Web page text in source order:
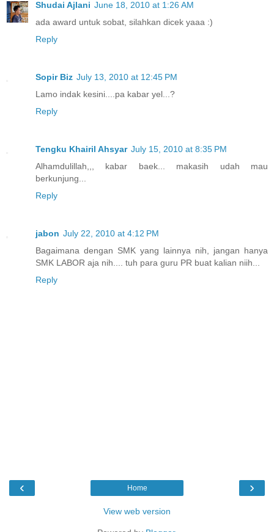
Shudai Ajlani June 18, 2010 at 1:26 AM
ada award untuk sobat, silahkan dicek yaaa :)
Reply
Sopir Biz July 13, 2010 at 12:45 PM
Lamo indak kesini....pa kabar yel...?
Reply
Tengku Khairil Ahsyar July 15, 2010 at 8:35 PM
Alhamdulillah,,, kabar baek... makasih udah mau
berkunjung...
Reply
jabon July 22, 2010 at 4:12 PM
Bagaimana dengan SMK yang lainnya nih, jangan hanya
SMK LABOR aja nih.... tuh para guru PR buat kalian niih...
Reply
‹ ›
Home
View web version